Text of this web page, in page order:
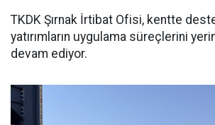
TKDK Şırnak İrtibat Ofisi, kentte
yatırımların uygulama süreçlerini
devam ediyor.